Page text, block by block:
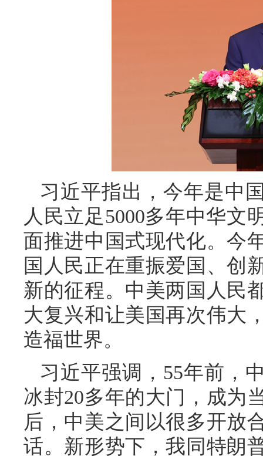
习近平指出，今年是中
人民立足5000多年中华文
面推进中国式现代化。今
国人民正在重振爱国、创
新的征程。中美两国人民
大复兴和让美国再次伟大
造福世界。
习近平强调，55年前，
冰封20多年的大门，成为
后，中美之间以很多开放
话。新形势下，我同特朗